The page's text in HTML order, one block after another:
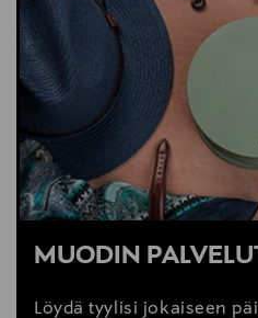
MUODIN
Löydä tyylisi jokaiseen